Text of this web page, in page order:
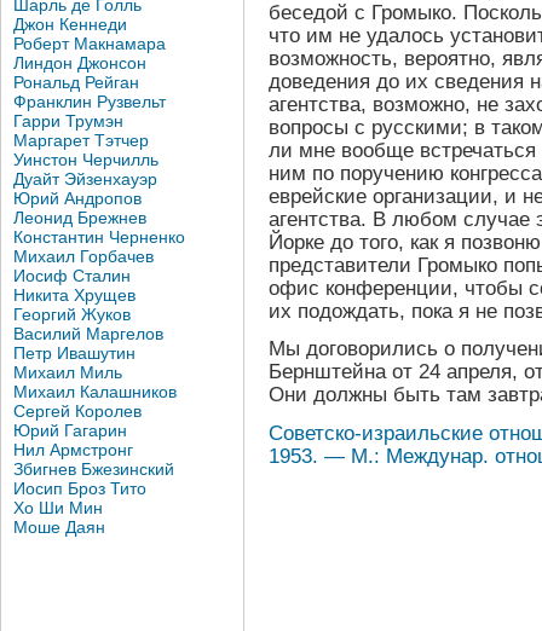
Шарль де Голль
Джон Кеннеди
Роберт Макнамара
Линдон Джонсон
Рональд Рейган
Франклин Рузвельт
Гарри Трумэн
Маргарет Тэтчер
Уинстон Черчилль
Дуайт Эйзенхауэр
Юрий Андропов
Леонид Брежнев
Константин Черненко
Михаил Горбачев
Иосиф Сталин
Никита Хрущев
Георгий Жуков
Василий Маргелов
Петр Ивашутин
Михаил Миль
Михаил Калашников
Сергей Королев
Юрий Гагарин
Нил Армстронг
Збигнев Бжезинский
Иосип Броз Тито
Хо Ши Мин
Моше Даян
беседой с Громыко.
что им не удалось
возможность, вероятно,
доведения до их сведения
агентства, возможно, не
вопросы с русскими; в
ли мне вообще
ним по поручению
еврейские организации, и
агентства. В любом случае
Йорке до того, как я
представители Громыко
офис конференции, чтобы
их подождать, пока я не
Мы договорились о
Бернштейна от 24 апреля,
Они должны быть там
Советско-израильские
1953. — М.: Междунар.